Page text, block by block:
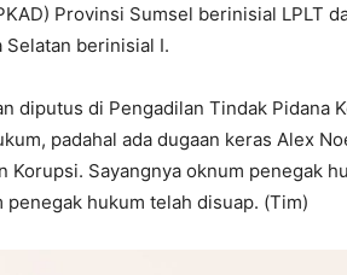
Provinsi Sumsel berinisial LPLT
Selatan berinisial I.
diputus di Pengadilan Tindak Pidana
padahal ada dugaan keras Alex
Korupsi. Sayangnya oknum penegak
penegak hukum telah disuap. (Tim)